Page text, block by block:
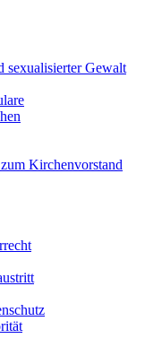
sexualisierter Gewalt
Kirchenvorstand